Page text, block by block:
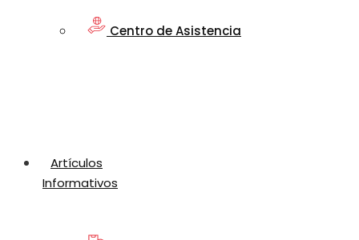
Centro de Asistencia
Artículos
Informativos